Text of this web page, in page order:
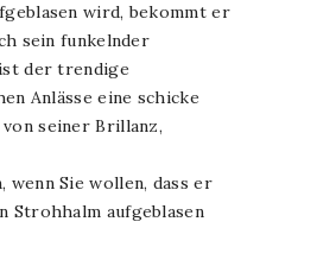
wird, bekommt er
sein funkelnder
der trendige
Anlässe eine schicke
seiner Brillanz,
wenn Sie wollen, dass er
Strohhalm aufgeblasen